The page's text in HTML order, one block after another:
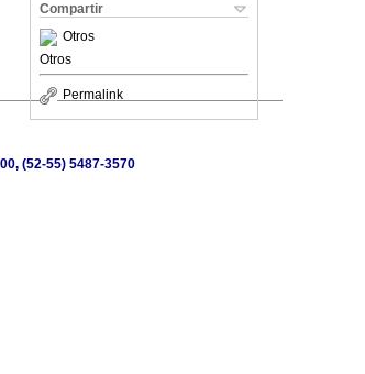
Compartir
Otros
Otros
Permalink
(52-55) 5487-3570